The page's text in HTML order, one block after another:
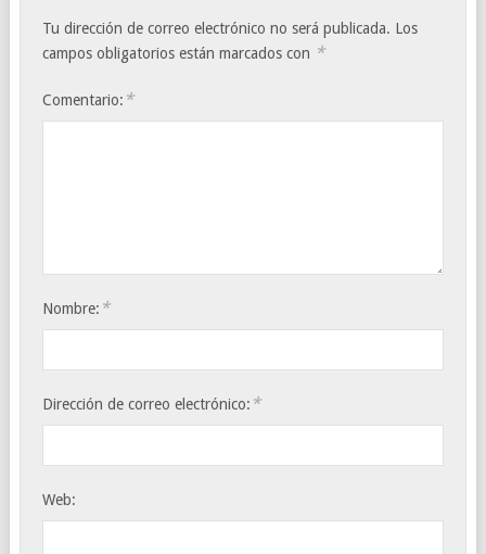
Tu dirección de correo electrónico no será publicada. Los
campos obligatorios están marcados con *
Comentario: *
Nombre: *
Dirección de correo electrónico: *
Web: